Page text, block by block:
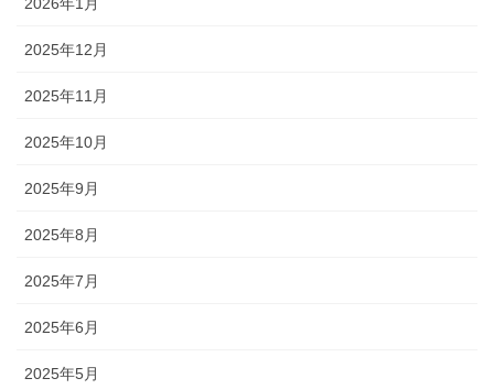
2026年1月
2025年12月
2025年11月
2025年10月
2025年9月
2025年8月
2025年7月
2025年6月
2025年5月